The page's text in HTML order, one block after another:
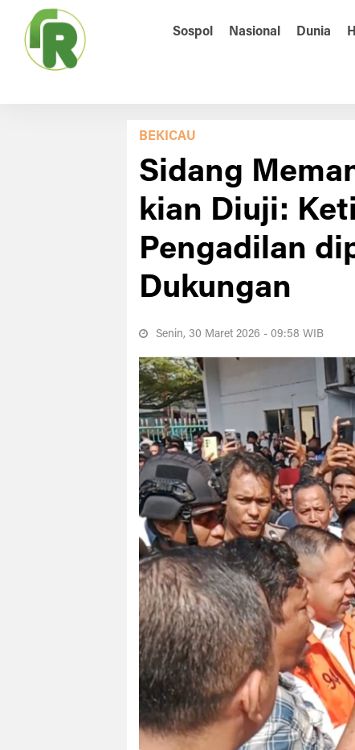
Sospol Nasional Dunia
BEKICAU
Sidang
kian Diuji:
Pengadilan
Dukungan
Senin, 30 Maret 2026 - 09:58 WIB